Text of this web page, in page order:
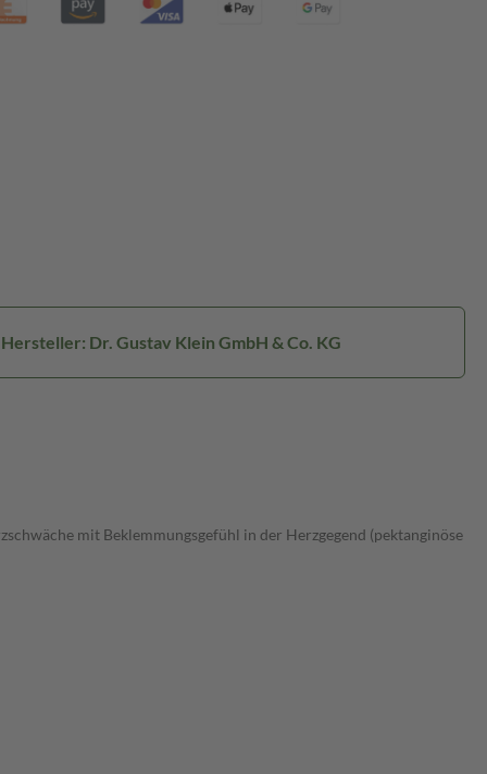
Hersteller: Dr. Gustav Klein GmbH & Co. KG
mit Beklemmungsgefühl in der Herzgegend (pektanginöse